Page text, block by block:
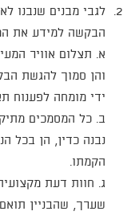
לגבי מבנים שנבנו
הבקשה למידע את
א. תצלום אוויר
והן סמוך להגשת
ידי מומחה לפענוח
ב. כל המסמכים מתיק
נבנה כדין, הן בכל
הקמתו.
ג. חוות דעת
שערך, שהבניין